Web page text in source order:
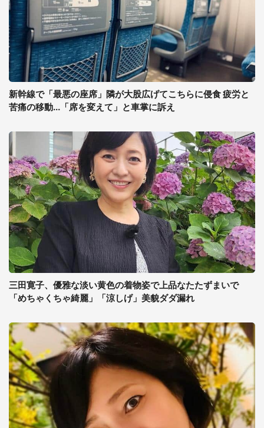
新幹線で「最悪の座席」隣が大股広げてこちらに侵食 疲労と
苦痛の移動...「席を変えて」と車掌に訴え
三田寛子、優雅な淡い黄色の着物姿で上品なたたずまいで
「めちゃくちゃ綺麗」「涼しげ」美貌ダダ漏れ